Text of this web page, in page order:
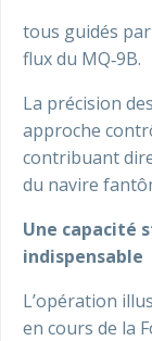
tous guidés
flux du MQ‑9B.
La précision
approche
contribuant
du navire
Une capacité
indispensable
L’opération
en cours de la